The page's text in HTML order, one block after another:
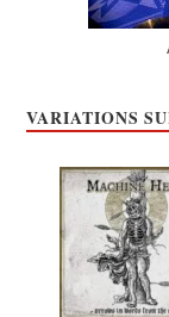
VARIATIONS